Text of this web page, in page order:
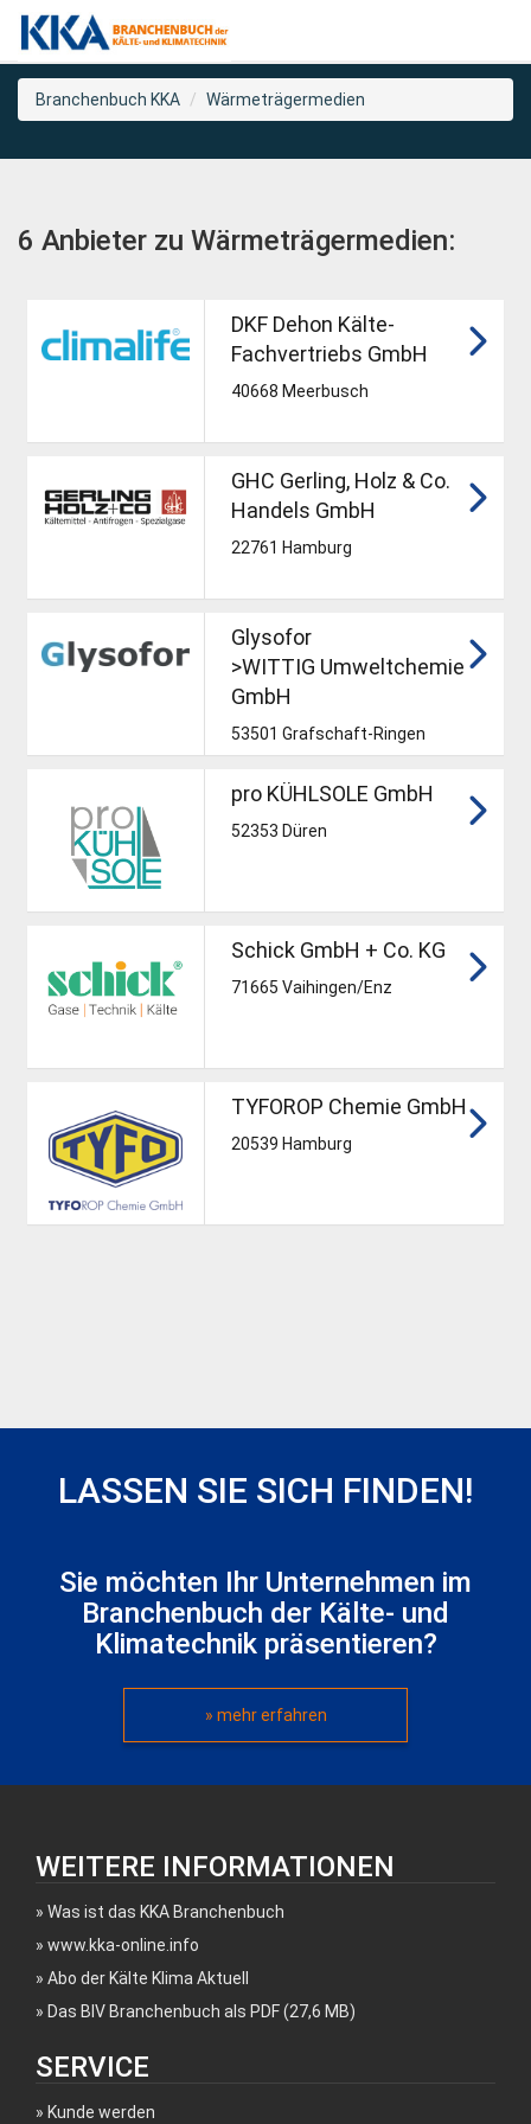
Branchenbuch KKA Wärmeträgermedien
6 Anbieter zu Wärmeträgermedien:
DKF Dehon Kälte-
Fachvertriebs GmbH
40668 Meerbusch
GHC Gerling, Holz & Co.
Handels GmbH
22761 Hamburg
Glysofor
>WITTIG Umweltchemie
GmbH
53501 Grafschaft-Ringen
pro KÜHLSOLE GmbH
52353 Düren
Schick GmbH + Co. KG
71665 Vaihingen/Enz
TYFOROP Chemie GmbH
20539 Hamburg
LASSEN SIE SICH FINDEN!
Sie möchten Ihr Unternehmen im
Branchenbuch der Kälte- und
Klimatechnik präsentieren?
» mehr erfahren
WEITERE INFORMATIONEN
Was ist das KKA Branchenbuch
www.kka-online.info
Abo der Kälte Klima Aktuell
Das BIV Branchenbuch als PDF (27,6 MB)
SERVICE
Kunde werden